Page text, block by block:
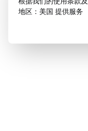
地区：美国 提供服务